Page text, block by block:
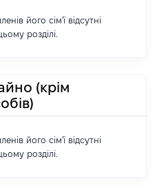
його сім'ї відсутні
розділі.
(крім
його сім'ї відсутні
розділі.